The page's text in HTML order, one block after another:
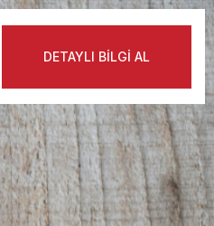
DETAYLI BİLGİ AL